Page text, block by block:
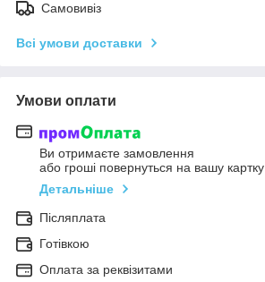
Самовивіз
Всі умови доставки
Умови оплати
Ви отримаєте замовлення
або гроші повернуться на вашу картку
Детальніше
Післяплата
Готівкою
Оплата за реквізитами